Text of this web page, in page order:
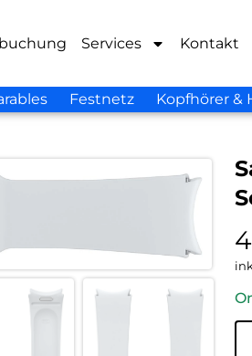
Services Kontakt
Festnetz Kopfhörer &